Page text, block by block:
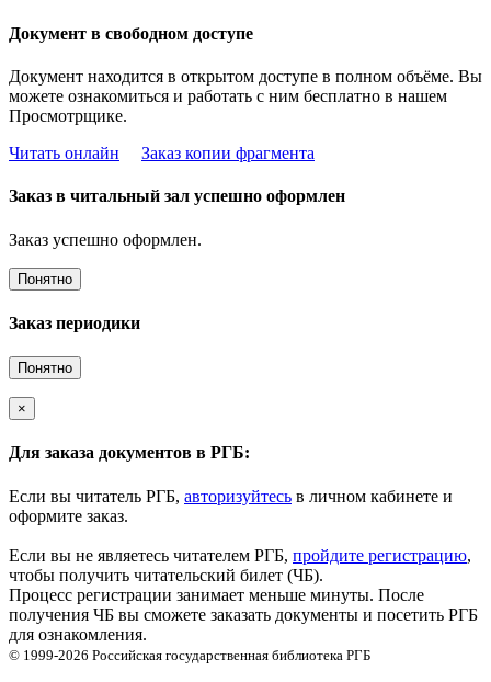
Документ в свободном доступе
Документ находится в открытом доступе в полном объёме. Вы
можете ознакомиться и работать с ним бесплатно в нашем
Просмотрщике.
Читать онлайн
Заказ копии фрагмента
Заказ в читальный зал успешно оформлен
Заказ успешно оформлен.
Понятно
Заказ периодики
Понятно
×
Для заказа документов в РГБ:
Если вы читатель РГБ, авторизуйтесь в личном кабинете и
оформите заказ.
Если вы не являетесь читателем РГБ, пройдите регистрацию,
чтобы получить читательский билет (ЧБ).
Процесс регистрации занимает меньше минуты. После
получения ЧБ вы сможете заказать документы и посетить РГБ
для ознакомления.
© 1999-2026 Российская государственная библиотека РГБ